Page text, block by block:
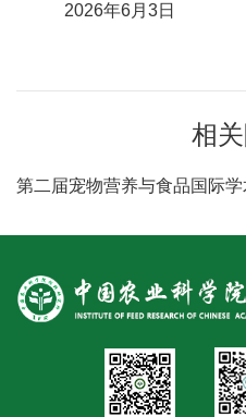
2026年6月3日
相
第二届宠物营养与食品国际